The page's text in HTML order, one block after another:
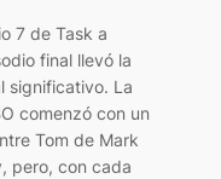
7 de Task a
final llevó la
significativo. La
comenzó con un
Tom de Mark
pero, con cada